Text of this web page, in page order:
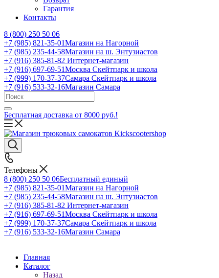
Гарантия
Контакты
8 (800) 250 50 06
+7 (985) 821-35-01Магазин на Нагорной
+7 (985) 235-44-58Магазин на ш. Энтузиастов
+7 (916) 385-81-82 Интернет-магазин
+7 (916) 697-69-51Москва Скейтпарк и школа
+7 (999) 170-37-37Самара Скейтпарк и школа
+7 (916) 533-32-16Магазин Самара
Бесплатная доставка от 8000 руб.!
Телефоны
8 (800) 250 50 06Бесплатный единый
+7 (985) 821-35-01Магазин на Нагорной
+7 (985) 235-44-58Магазин на ш. Энтузиастов
+7 (916) 385-81-82 Интернет-магазин
+7 (916) 697-69-51Москва Скейтпарк и школа
+7 (999) 170-37-37Самара Скейтпарк и школа
+7 (916) 533-32-16Магазин Самара
Главная
Каталог
Назад